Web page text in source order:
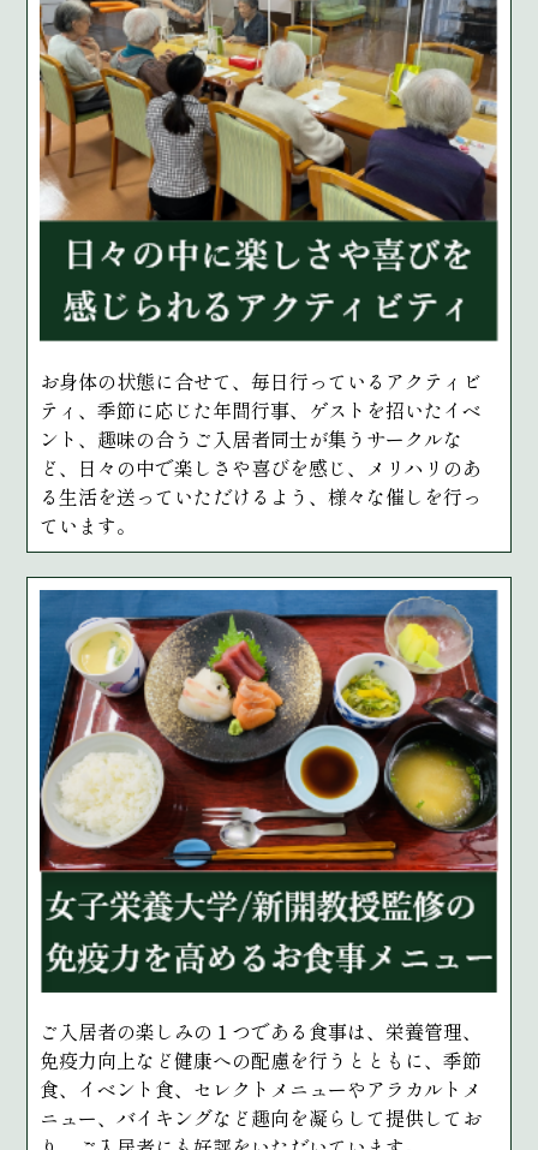
お身体の状態に合せて、毎日行っているアクティビ
ティ、季節に応じた年間行事、ゲストを招いたイベ
ント、趣味の合うご入居者同士が集うサークルな
ど、日々の中で楽しさや喜びを感じ、メリハリのあ
る生活を送っていただけるよう、様々な催しを行っ
ています。
ご入居者の楽しみの１つである食事は、栄養管理、
免疫力向上など健康への配慮を行うとともに、季節
食、イベント食、セレクトメニューやアラカルトメ
ニュー、バイキングなど趣向を凝らして提供してお